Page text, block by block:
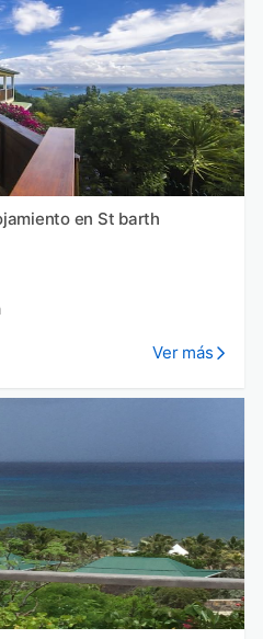
en St barth
Ver más